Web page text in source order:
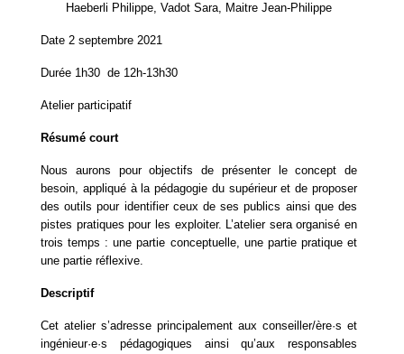
Haeberli Philippe, Vadot Sara, Maitre Jean-Philippe
Date 2 septembre 2021
Durée 1h30  de 12h-13h30
Atelier participatif
Résumé court
Nous aurons pour objectifs de présenter le concept de
besoin, appliqué à la pédagogie du supérieur et de proposer
des outils pour identifier ceux de ses publics ainsi que des
pistes pratiques pour les exploiter. L’atelier sera organisé en
trois temps : une partie conceptuelle, une partie pratique et
une partie réflexive.
Descriptif
Cet atelier s’adresse principalement aux conseiller/ère·s et
ingénieur·e·s pédagogiques ainsi qu’aux responsables